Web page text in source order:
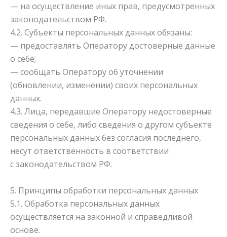
— на осуществление иных прав, предусмотренных
законодательством РФ.
4.2. Субъекты персональных данных обязаны:
— предоставлять Оператору достоверные данные
о себе;
— сообщать Оператору об уточнении
(обновлении, изменении) своих персональных
данных.
4.3. Лица, передавшие Оператору недостоверные
сведения о себе, либо сведения о другом субъекте
персональных данных без согласия последнего,
несут ответственность в соответствии
с законодательством РФ.
5. Принципы обработки персональных данных
5.1. Обработка персональных данных
осуществляется на законной и справедливой
основе.